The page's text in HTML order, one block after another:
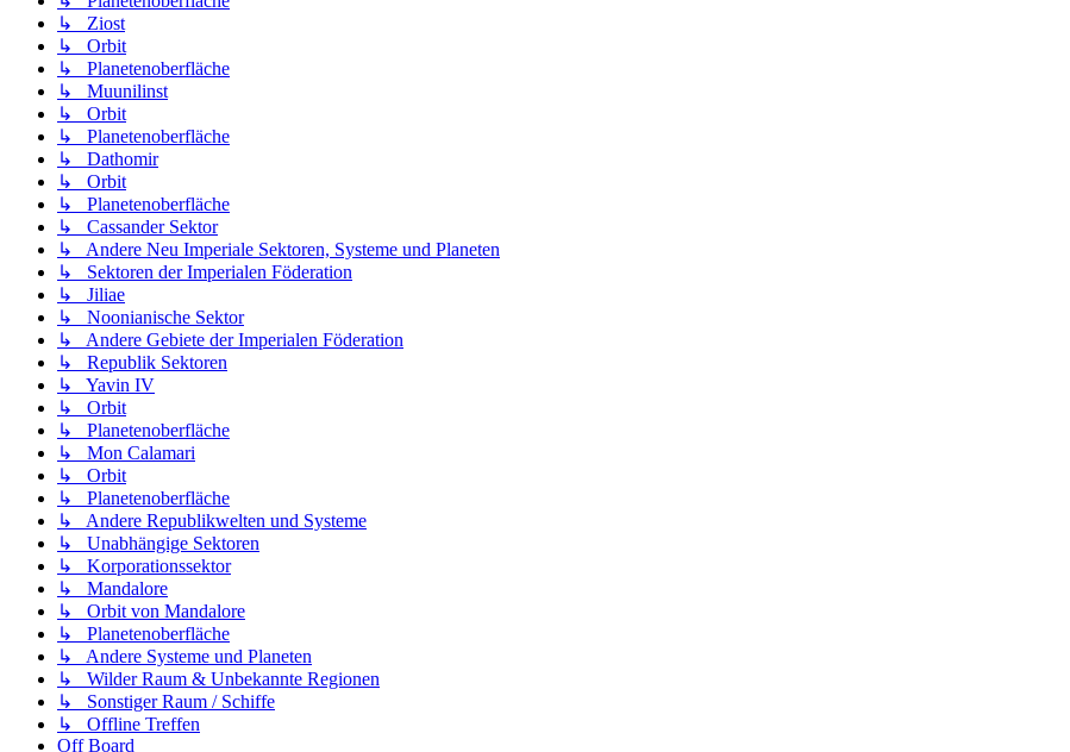
↳ Ziost
↳ Orbit
↳ Planetenoberfläche
↳ Muunilinst
↳ Orbit
↳ Planetenoberfläche
↳ Dathomir
↳ Orbit
↳ Planetenoberfläche
↳ Cassander Sektor
↳ Andere Neu Imperiale Sektoren, Systeme und Planeten
↳ Sektoren der Imperialen Föderation
↳ Jiliae
↳ Noonianische Sektor
↳ Andere Gebiete der Imperialen Föderation
↳ Republik Sektoren
↳ Yavin IV
↳ Orbit
↳ Planetenoberfläche
↳ Mon Calamari
↳ Orbit
↳ Planetenoberfläche
↳ Andere Republikwelten und Systeme
↳ Unabhängige Sektoren
↳ Korporationssektor
↳ Mandalore
↳ Orbit von Mandalore
↳ Planetenoberfläche
↳ Andere Systeme und Planeten
↳ Wilder Raum & Unbekannte Regionen
↳ Sonstiger Raum / Schiffe
↳ Offline Treffen
Off Board